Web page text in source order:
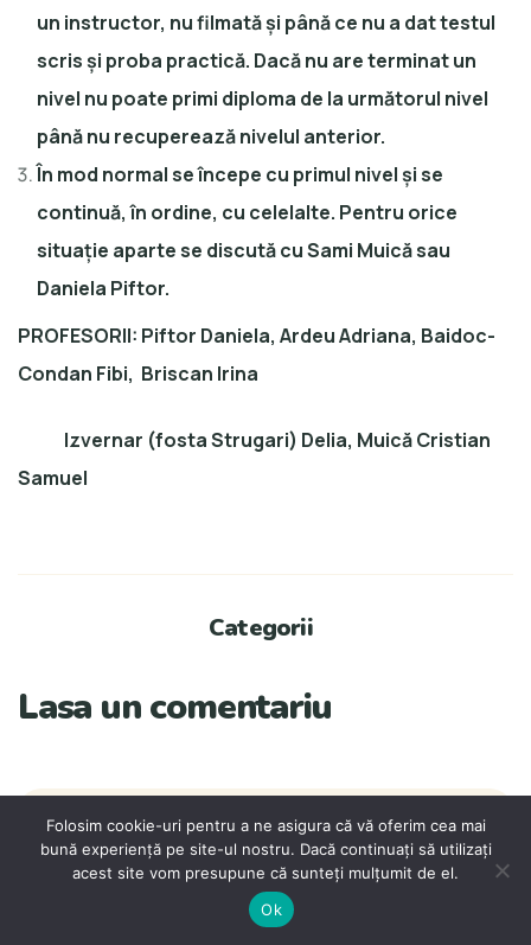
un instructor, nu filmată și până ce nu a dat testul
scris și proba practică. Dacă nu are terminat un
nivel nu poate primi diploma de la următorul nivel
până nu recuperează nivelul anterior.
În mod normal se începe cu primul nivel și se
continuă, în ordine, cu celelalte. Pentru orice
situație aparte se discută cu Sami Muică sau
Daniela Piftor.
PROFESORII: Piftor Daniela, Ardeu Adriana, Baidoc-
Condan Fibi, Briscan Irina
Izvernar (fosta Strugari) Delia, Muică Cristian
Samuel
Categorii
Lasa un comentariu
Folosim cookie-uri pentru a ne asigura că vă oferim cea mai
bună experiență pe site-ul nostru. Dacă continuați să utilizați
acest site vom presupune că sunteți mulțumit de el.
Ok